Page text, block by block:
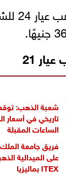
21
شعبة الذهب:
تاريخي في أسعار
الساعات المقبلة
فريق جامعة
على الميدالية
ITEX بماليزيا